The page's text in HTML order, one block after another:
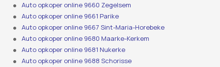
Auto opkoper online 9660 Zegelsem
Auto opkoper online 9661 Parike
Auto opkoper online 9667 Sint-Maria-Horebeke
Auto opkoper online 9680 Maarke-Kerkem
Auto opkoper online 9681 Nukerke
Auto opkoper online 9688 Schorisse